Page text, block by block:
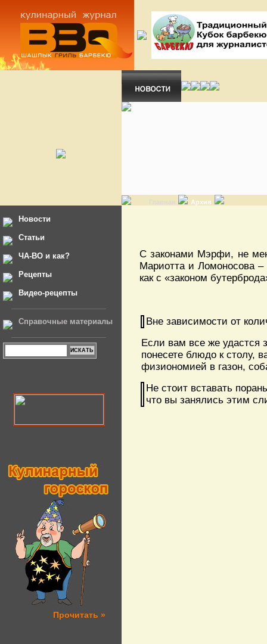
Главная Архив
Новости
Статьи
ЧА-ВО и как?
Рецепты
Видео-рецепты
Справочные материалы
Прочитать »
С законами Мэрфи, не
Мариотта и Ломоносова
как с «законом
Вне зависимости от
Если вам все же удастся
понесете блюдо к столу,
физиономией в газон,
Не стоит вставать
что вы занялись этим